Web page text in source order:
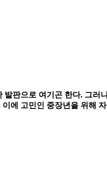
판으로 여기곤 한다. 그러
에 고민인 중장년을 위해